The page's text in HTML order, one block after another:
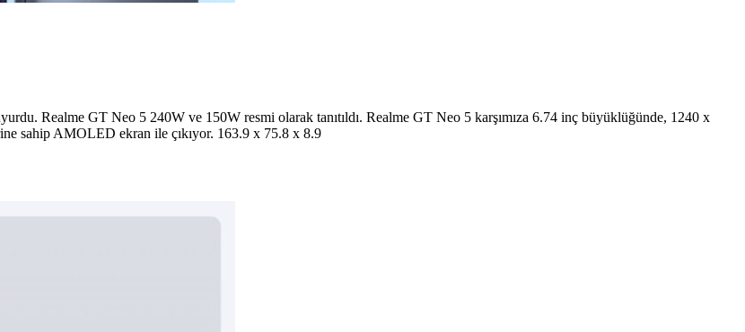
Realme GT Neo 5 240W ve 150W resmi olarak tanıtıldı. Realme GT Neo 5 karşımıza 6.74 inç büyüklüğünde, 1240 x
sahip AMOLED ekran ile çıkıyor. 163.9 x 75.8 x 8.9